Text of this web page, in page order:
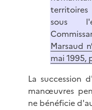
sous
Marsaud
mai 1995,
La succession
manœuvres
ne bénéficie